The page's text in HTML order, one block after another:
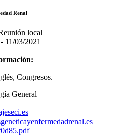
Renal
local
11/03/2021
Congresos.
General